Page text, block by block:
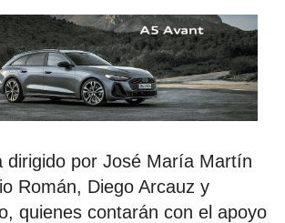
dirigido por José María Martín
Román, Diego Arcauz y
quienes contarán con el apoyo